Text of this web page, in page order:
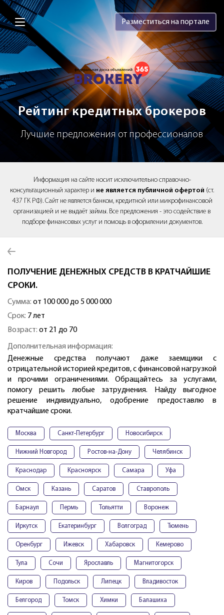
Brokery365 - Рейтинг кредитных
Разместиться на портале
Рейтинг кредитных брокеров
Лучшие предложения от профессионалов
Информация на сайте носит исключительно справочно-
консультационный характер и не является публичной офертой (ст.
437 ГК РФ). Сайт не является банком, кредитной или микрофинансовой
организацией и не выдаёт займы. Все предложения - это содействие в
подборе финансовых услуг и помощь в оформлении документов.
ПОЛУЧЕНИЕ ДЕНЕЖНЫХ СРЕДСТВ В КРАТЧАЙШИЕ
СРОКИ.
Сумма: от 100 000 до 5 000 000
Срок: 7 лет
Возраст: от 21 до 70
Дополнительная информация:
Денежные средства получают даже заемщики с
отрицательной историей кредитов, с финансовой нагрузкой
и прочими ограничениями. Обращайтесь за услугами,
помогу решить любые затруднения. Найду выгодное
решение индивидуально, одобрение предоставлю в
кратчайшие сроки.
Москва Санкт-Петербург Новосибирск
Нижний Новгород Ростов-на-Дону Челябинск
Краснодар Красноярск Самара Уфа
Омск Казань Саратов Ставрополь
Барнаул Пермь Тольятти Воронеж
Иркутск Екатеринбург Волгоград Тюмень
Оренбург Ижевск Хабаровск Кемерово
Тула Сочи Ярославль Магнитогорск
Киров Подольск Липецк Владивосток
Белгород Томск Химки Балашиха